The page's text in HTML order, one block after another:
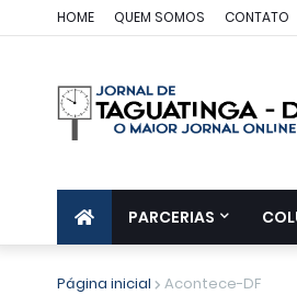
HOME QUEM SOMOS CONTATO
PARCERIAS
Página inicial Acontece-DF